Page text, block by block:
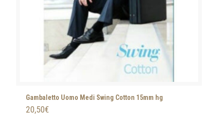
Gambaletto Uomo Medi Swing Cotton 15mm hg
20,50€